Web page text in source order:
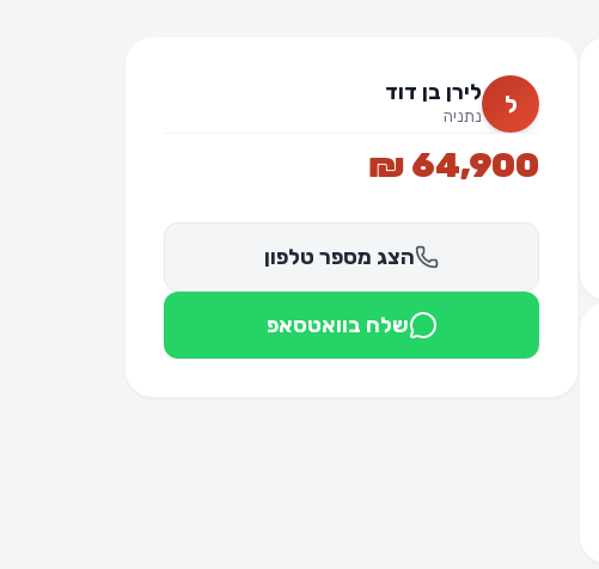
ל לירן בן דוד
נתניה
64,900 ₪
הצג מספר טלפון
שלח בוואטסאפ